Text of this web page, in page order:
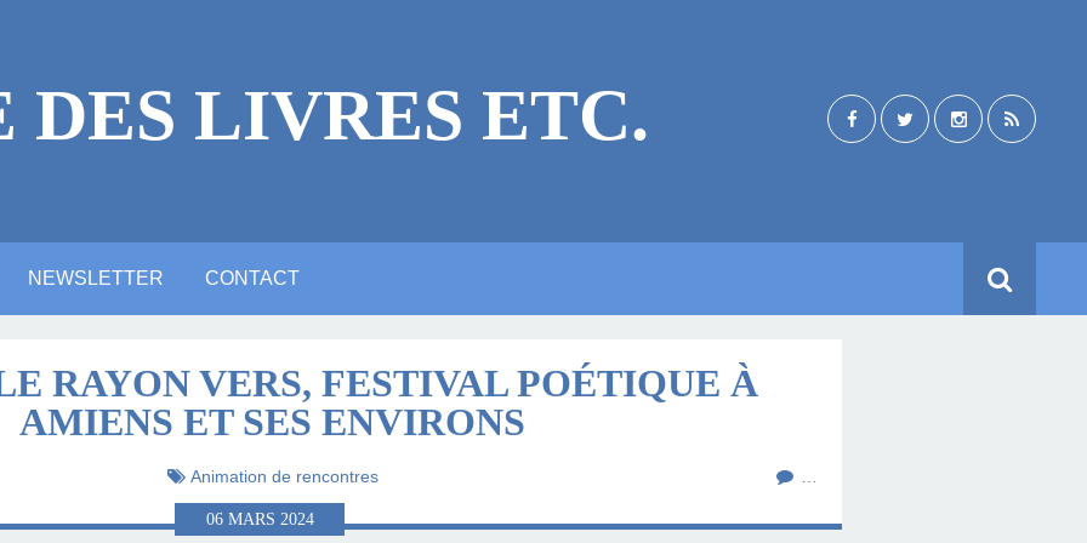
DES LIVRES ETC.
LITTÉRAIRE
NEWSLETTER CONTACT
RAYON VERS, FESTIVAL POÉTIQUE À
AMIENS ET SES ENVIRONS
Animation de rencontres …
06 MARS 2024